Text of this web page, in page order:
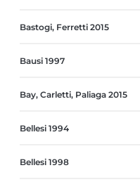
Bastogi, Ferretti 2015
Bausi 1997
Bay, Carletti, Paliaga 2015
Bellesi 1994
Bellesi 1998